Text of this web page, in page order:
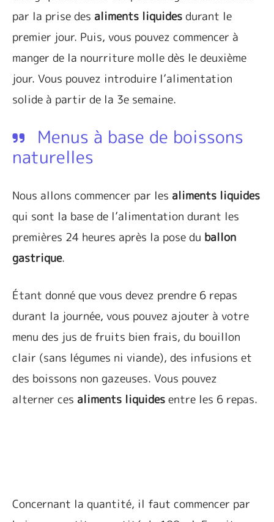
par la prise des aliments liquides durant le
premier jour. Puis, vous pouvez commencer à
manger de la nourriture molle dès le deuxième
jour. Vous pouvez introduire l’alimentation
solide à partir de la 3e semaine.
Menus à base de boissons
naturelles
Nous allons commencer par les aliments liquides
qui sont la base de l’alimentation durant les
premières 24 heures après la pose du ballon
gastrique.
Étant donné que vous devez prendre 6 repas
durant la journée, vous pouvez ajouter à votre
menu des jus de fruits bien frais, du bouillon
clair (sans légumes ni viande), des infusions et
des boissons non gazeuses. Vous pouvez
alterner ces aliments liquides entre les 6 repas.
Concernant la quantité, il faut commencer par